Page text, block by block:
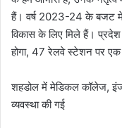
हैं। वर्ष 2023-24 के बजट
विकास के लिए मिले हैं।
होगा, 47 रेलवे स्टेशन पर एक
शहडोल में मेडिकल कॉलेज,
व्यवस्था की गई